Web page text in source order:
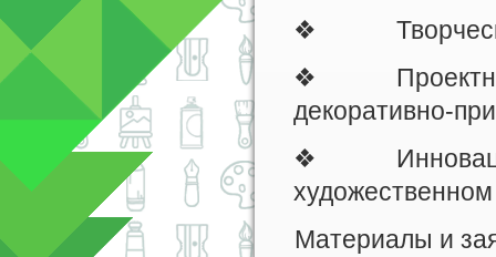
❖ Творческое
❖ Проектная
декоративно-
❖ Инновации
Материалы и